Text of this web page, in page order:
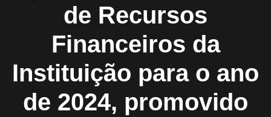
de Recursos
Financeiros da
Instituição para o ano
de 2024, promovido